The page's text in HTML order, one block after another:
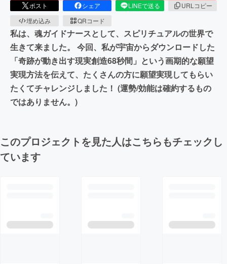
ポスト シェア LINEで送る
URLコピー
埋め込み
QRコード
私は、魂ガイドナースとして、スピリチュアルの世界で
生きて来ました。 今回、私が宇宙からダウンロードした
「奇跡が動き出す現実創造68秒間」という画期的な願望
実現方法を伝えて、たくさんの方に願望実現してもらい
たくてチャレンジしました！ (運勢/効能は確約するもの
ではありません。)
このプロジェクトを見た人はこちらもチェックし
ています